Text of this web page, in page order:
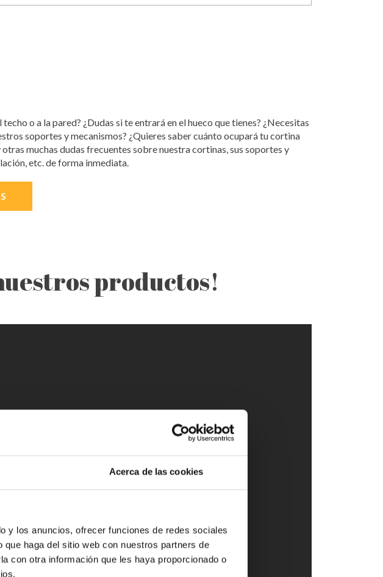
Acerca de las cookies
y los anuncios, ofrecer funciones de redes sociales
haga del sitio web con nuestros partners de
con otra información que les haya proporcionado o
o a la pared? ¿Dudas si te entrará en el hueco que tienes? ¿Necesitas
soportes y mecanismos? ¿Quieres saber cuánto ocupará tu cortina
muchas dudas frecuentes sobre nuestra cortinas, sus soportes y
etc. de forma inmediata.
productos!